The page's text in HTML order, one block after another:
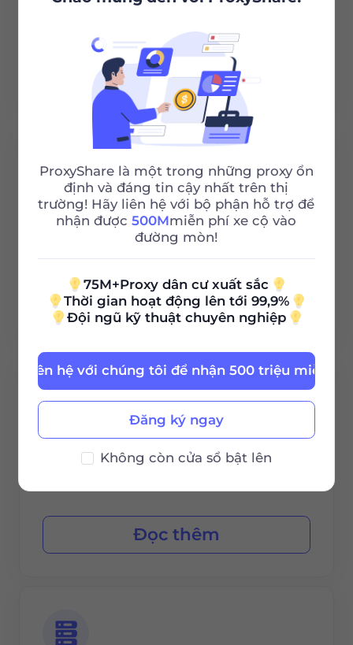
Đọc thêm
NetCologne
Đọc thêm
EWE TEL
Đọc thêm
ProxyShare là một trong những proxy ổn
định và đáng tin cậy nhất trên thị
trường! Hãy liên hệ với bộ phận hỗ trợ để
nhận được500Mmiễn phí xe cộ vào
đường mòn!
75M+Proxy dân cư xuất sắc
Thời gian hoạt động lên tới 99,9%
Đội ngũ kỹ thuật chuyên nghiệp
Đăng ký ngay
Liên hệ với chúng tôi để nhận 500 triệu miễn
Không còn cửa sổ bật lên